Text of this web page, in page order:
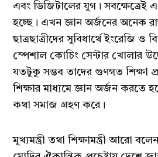
এবং ডিজিটালের যুগ।
হচ্ছে। এখন জ্ঞান অর্জনের অনেক
ছাত্রছাত্রীদের সুবিধার্থে ইংরেজি ও
স্পেশাল কোচিং সেন্টার খোলার
যতটুকু সম্ভব তাদের গুণগত শিক্ষা
শিক্ষার মাধ্যমে জ্ঞান অর্জন করতে
কথা সমাজ গ্রহণ করে।
মুখ্যমন্ত্রী তথা শিক্ষামন্ত্রী আরো বলেন,